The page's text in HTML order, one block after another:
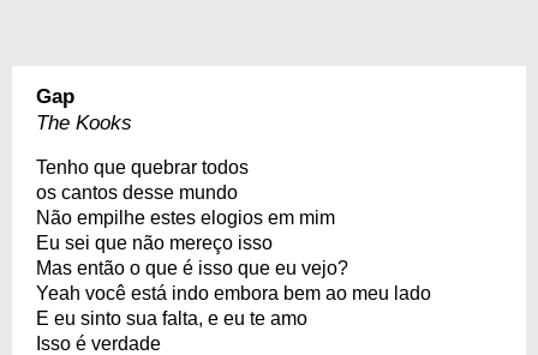
Gap
The Kooks
Tenho que quebrar todos
os cantos desse mundo
Não empilhe estes elogios em mim
Eu sei que não mereço isso
Mas então o que é isso que eu vejo?
Yeah você está indo embora bem ao meu lado
E eu sinto sua falta, e eu te amo
Isso é verdade